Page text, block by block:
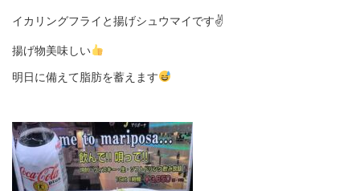
イカリングフライと揚げシュウマイです✌️
揚げ物美味しい
明日に備えて脂肪を蓄えます